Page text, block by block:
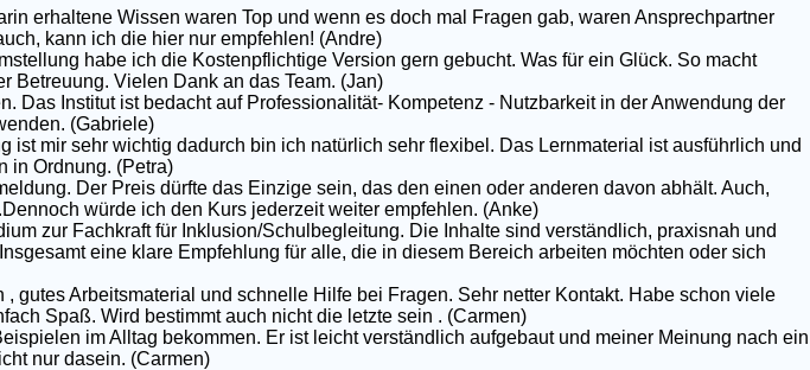
erhaltene Wissen waren Top und wenn es doch mal Fragen gab, waren Ansprechpartner
kann ich die hier nur empfehlen! (Andre)
habe ich die Kostenpflichtige Version gern gebucht. Was für ein Glück. So macht
Betreuung. Vielen Dank an das Team. (Jan)
Das Institut ist bedacht auf Professionalität- Kompetenz - Nutzbarkeit in der Anwendung der
(Gabriele)
mir sehr wichtig dadurch bin ich natürlich sehr flexibel. Das Lernmaterial ist ausführlich und
in Ordnung. (Petra)
Der Preis dürfte das Einzige sein, das den einen oder anderen davon abhält. Auch,
würde ich den Kurs jederzeit weiter empfehlen. (Anke)
zur Fachkraft für Inklusion/Schulbegleitung. Die Inhalte sind verständlich, praxisnah und
eine klare Empfehlung für alle, die in diesem Bereich arbeiten möchten oder sich
gutes Arbeitsmaterial und schnelle Hilfe bei Fragen. Sehr netter Kontakt. Habe schon viele
Spaß. Wird bestimmt auch nicht die letzte sein . (Carmen)
im Alltag bekommen. Er ist leicht verständlich aufgebaut und meiner Meinung nach ein
nur dasein. (Carmen)